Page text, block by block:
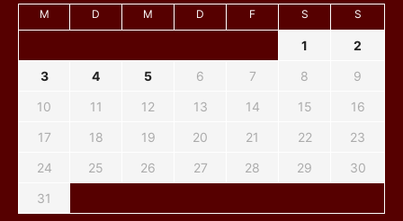
M D M D F S S
1
2
3
4 5 6 7 8
9
10
11 12 13 14 15
16
17
18 19 20 21 22
23
24
25 26 27 28 29
30
31